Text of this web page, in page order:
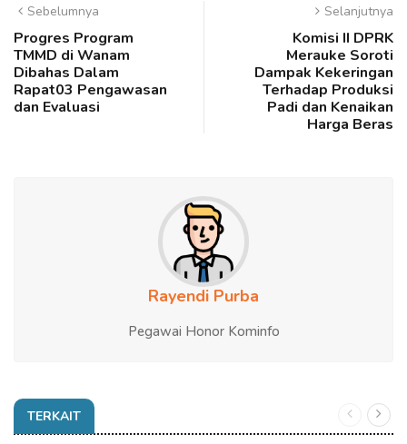
Sebelumnya
Progres Program
TMMD di Wanam
Dibahas Dalam
Rapat03 Pengawasan
dan Evaluasi
Selanjutnya
Komisi II DPRK
Merauke Soroti
Dampak Kekeringan
Terhadap Produksi
Padi dan Kenaikan
Harga Beras
Rayendi Purba
Pegawai Honor Kominfo
TERKAIT